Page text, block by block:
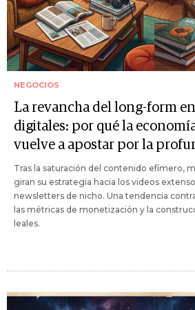
NEGOCIOS
La revancha del long-form
digitales: por qué la
vuelve a apostar por la
Tras la saturación del contenido efímero,
giran su estrategia hacia los videos
newsletters de nicho. Una tendencia
las métricas de monetización y la
leales.